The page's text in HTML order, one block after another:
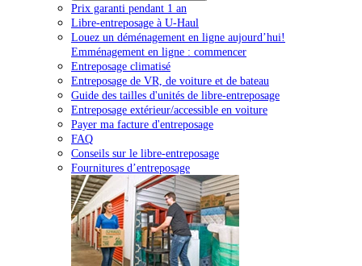
Prix garanti pendant 1 an
Libre-entreposage à U-Haul
Louez un déménagement en ligne aujourd’hui!
Emménagement en ligne : commencer
Entreposage climatisé
Entreposage de VR, de voiture et de bateau
Guide des tailles d'unités de libre-entreposage
Entreposage extérieur/accessible en voiture
Payer ma facture d'entreposage
FAQ
Conseils sur le libre-entreposage
Fournitures d’entreposage